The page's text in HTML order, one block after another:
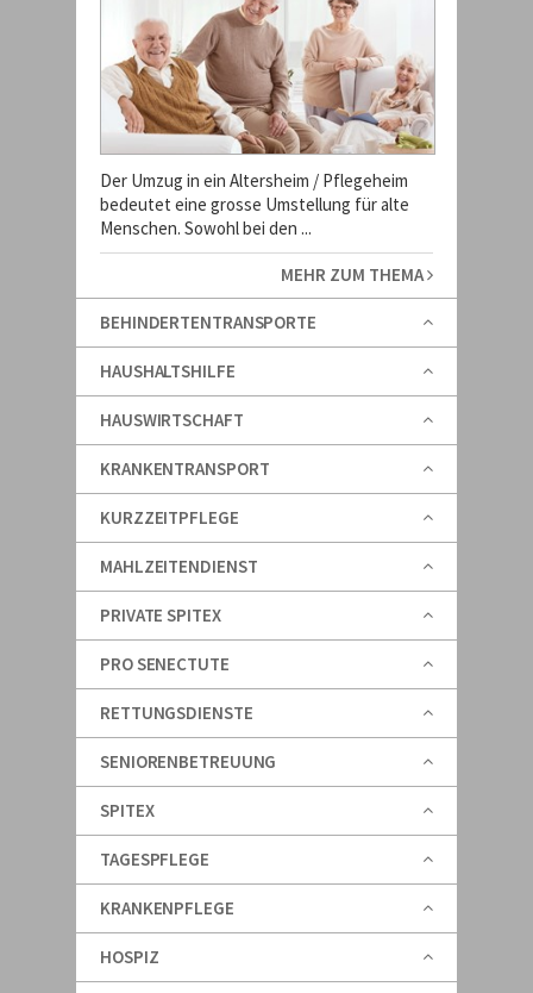
Der Umzug in ein Altersheim / Pflegeheim
bedeutet eine grosse Umstellung für alte
Menschen. Sowohl bei den ...
MEHR ZUM THEMA
BEHINDERTENTRANSPORTE
HAUSHALTSHILFE
HAUSWIRTSCHAFT
KRANKENTRANSPORT
KURZZEITPFLEGE
MAHLZEITENDIENST
PRIVATE SPITEX
PRO SENECTUTE
RETTUNGSDIENSTE
SENIORENBETREUUNG
SPITEX
TAGESPFLEGE
KRANKENPFLEGE
HOSPIZ